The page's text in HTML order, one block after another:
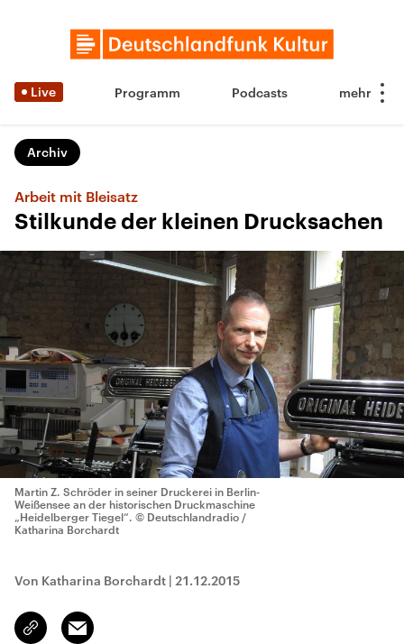
Live Programm Podcasts
Archiv
Arbeit mit Bleisatz
Stilkunde der kleinen Drucksachen
Martin Z. Schröder in seiner Druckerei in Berlin-
Weißensee an der historischen Druckmaschine
„Heidelberger Tiegel“. © Deutschlandradio /
Katharina Borchardt
Von Katharina Borchardt | 21.12.2015
Link
kopieren/teilen
Email